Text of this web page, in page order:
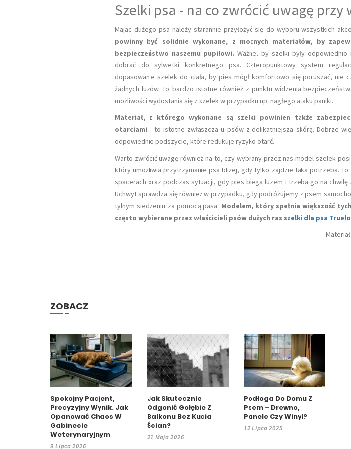
Szelki psa - na co zwrócić uwagę przy
Mając dużego psa należy starannie przyłożyć się do wyboru wszystkich
powinny być solidnie wykonane, z mocnych materiałów, by
bezpieczeństwo naszemu pupilowi. Ważne, by szelki były
dobrać do sylwetki konkretnego psa. Czteropunktowy system
dopasowanie szelek do ciała, by pies mógł komfortowo się poruszać, nie
żadnych luzów. To bardzo istotne również z punktu widzenia
możliwości wydostania się z szelek w przypadku np. nagłego ataku paniki.
Materiał, z którego wykonane są szelki powinien także
otarciami - to istotne zwłaszcza u psów z delikatniejszą skórą. Dobrze
odpowiednie podszycie, które redukuje ryzyko otarć.
Warto zwrócić uwagę również na to, czy wybrany przez nas model szelek
który umożliwia przytrzymanie psa bliżej, gdy tylko zajdzie taka potrzeba. To
spacerach oraz podczas sytuacji, gdy pies biega luzem i trzeba go na chwilę
Uchwyt sprawdza się również w przypadku, gdy podróżujemy z psem
tylnym siedzeniu za pomocą pasa. Modelem, który spełnia większość
często wybierane przez właścicieli psów dużych ras szelki dla psa
ZOBACZ
Spokojny Pacjent,
Precyzyjny Wynik. Jak
Opanować Chaos W
Gabinecie
Weterynaryjnym
9 Lipca 2026
Jak Skutecznie
Odgonić Gołębie Z
Balkonu Bez Kucia
Ścian?
21 Maja 2026
Podłoga Do Domu Z
Psem – Drewno,
Panele Czy Winyl?
12 Lipca 2025
Kannabidiol Na Zwierzęce Dolegliwości Cukrzyca U Psa